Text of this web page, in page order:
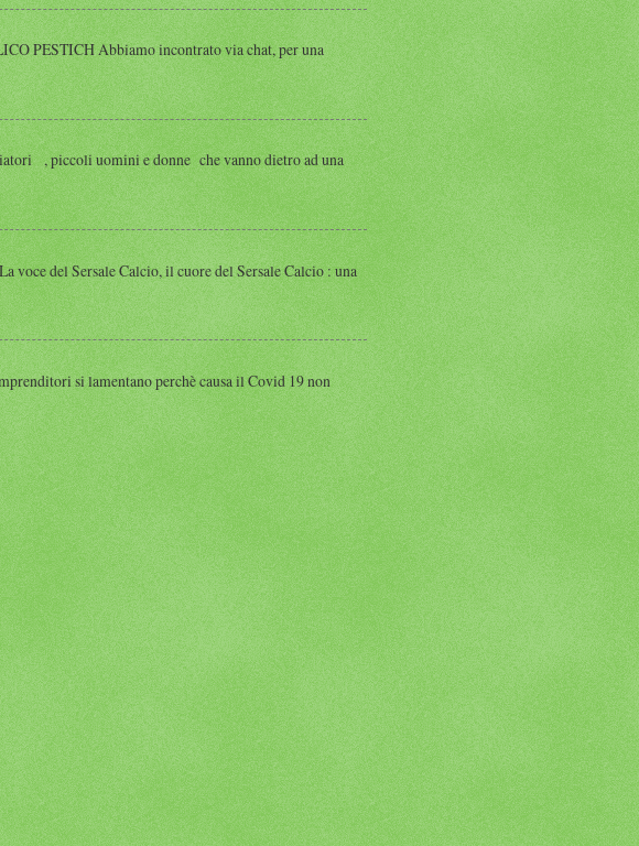
PESTICH Abbiamo incontrato via chat, per una
, piccoli uomini e donne che vanno dietro ad una
del Sersale Calcio, il cuore del Sersale Calcio : una
si lamentano perchè causa il Covid 19 non